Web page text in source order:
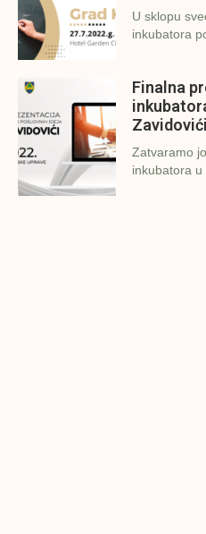
U sklopu
inkubatora
Finalna
Zavidovići
Zatvaramo
inkubatora